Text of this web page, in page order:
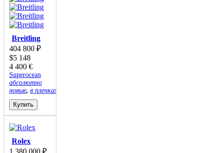
Breitling
404 800 ₽
$5 148
4 400 €
Superocean
абсолютно
новые, в пленках
Купить
Rolex
1 380 000 ₽